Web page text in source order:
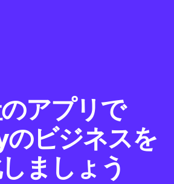
アプリで
ビジネスを
ましょう